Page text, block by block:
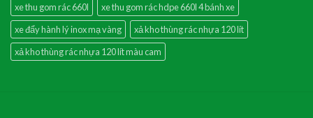
xe thu gom rác 660l
xe thu gom rác hdpe 660l 4 bánh xe
xe đẩy hành lý inox mạ vàng
xả kho thùng rác nhựa 120 lít
xả kho thùng rác nhựa 120 lít màu cam